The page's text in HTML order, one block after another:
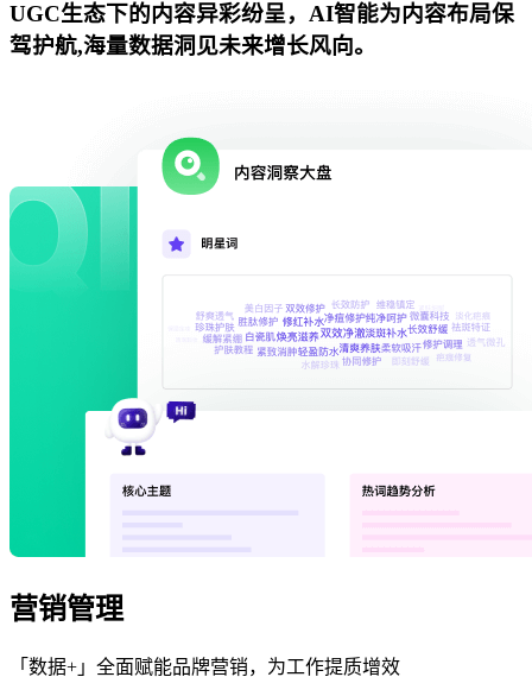
UGC生态下的内容异彩纷呈，AI智能为内容布局保
驾护航,海量数据洞见未来增长风向。
营销管理
「数据+」全面赋能品牌营销，为工作提质增效